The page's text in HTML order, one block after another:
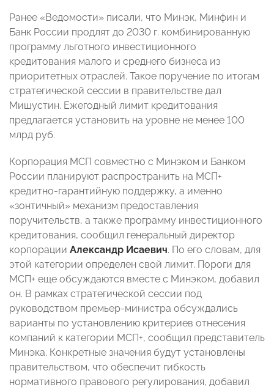
Ранее «Ведомости» писали, что Минэк, Минфин и
Банк России продлят до 2030 г. комбинированную
программу льготного инвестиционного
кредитования малого и среднего бизнеса из
приоритетных отраслей. Такое поручение по итогам
стратегической сессии в правительстве дал
Мишустин. Ежегодный лимит кредитования
предлагается установить на уровне не менее 100
млрд руб.
Корпорация МСП совместно с Минэком и Банком
России планируют распространить на МСП+
кредитно-гарантийную поддержку, а именно
«зонтичный» механизм предоставления
поручительств, а также программу инвестиционного
кредитования, сообщил генеральный директор
корпорации Александр Исаевич. По его словам, для
этой категории определен свой лимит. Пороги для
МСП+ еще обсуждаются вместе с Минэком, добавил
он. В рамках стратегической сессии под
руководством премьер-министра обсуждались
варианты по установлению критериев отнесения
компаний к категории МСП+, сообщил представитель
Минэка. Конкретные значения будут установлены
правительством, что обеспечит гибкость
нормативного правового регулирования, добавил